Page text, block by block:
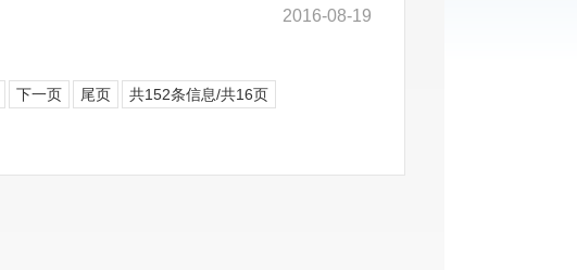
2016-08-19
下一页 尾页
共152条信息/共16页